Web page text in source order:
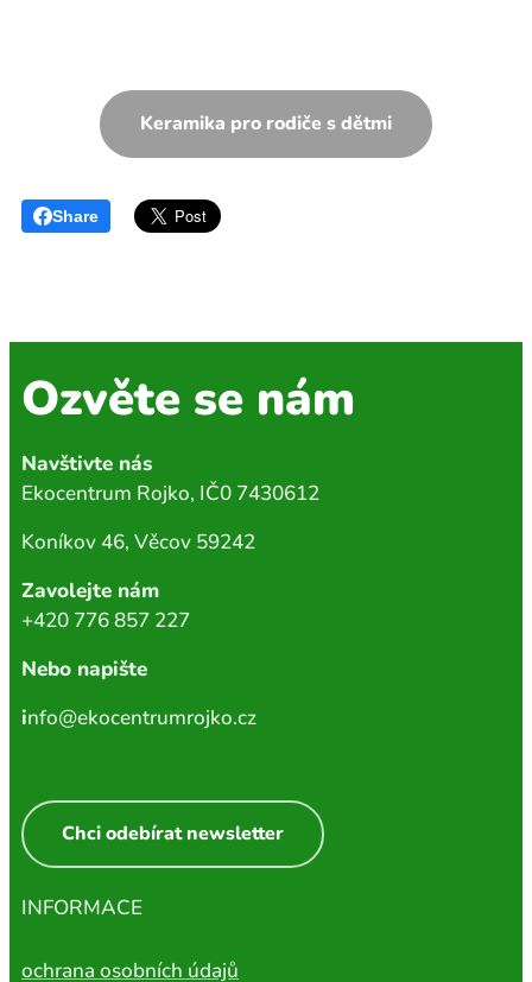
Keramika pro rodiče s dětmi
Share
Ozvěte se nám
Navštivte nás
Ekocentrum Rojko, IČ0 7430612
Koníkov 46, Věcov 59242
Zavolejte nám
+420 776 857 227
Nebo napište
info@ekocentrumrojko.cz
Chci odebírat newsletter
INFORMACE
ochrana osobních údajů